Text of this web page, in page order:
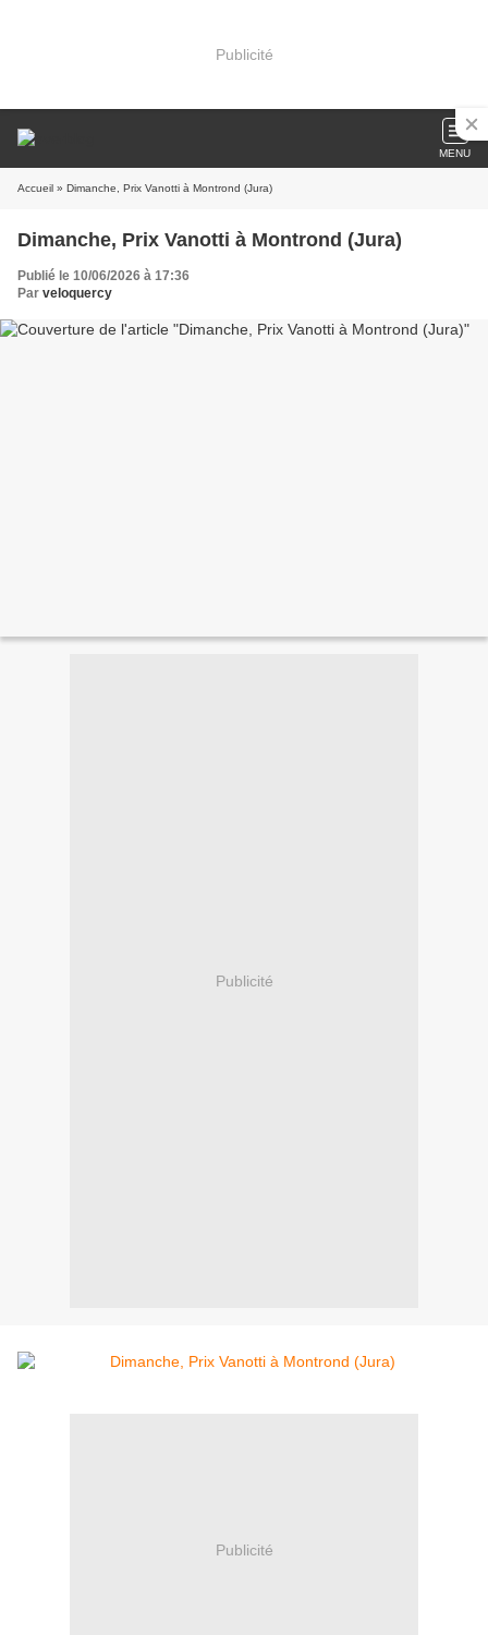
Publicité
MENU
Accueil » Dimanche, Prix Vanotti à Montrond (Jura)
Dimanche, Prix Vanotti à Montrond (Jura)
Publié le 10/06/2026 à 17:36
Par veloquercy
Publicité
Publicité